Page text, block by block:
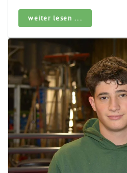
weiter lesen ...